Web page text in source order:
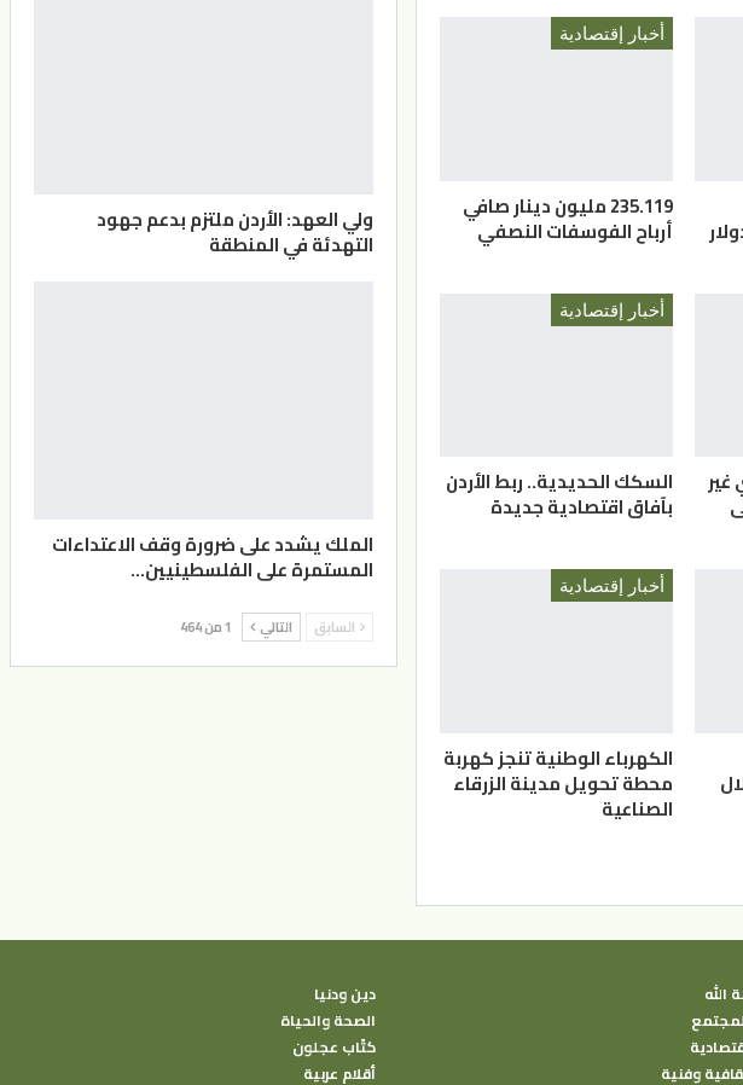
أخبار إقتصادية
235.119 مليون دينار صافي
أرباح الفوسفات النصفي
أخبار إقتصادية
السكك الحديدية.. ربط الأردن
بآفاق اقتصادية جديدة
أخبار إقتصادية
الكهرباء الوطنية تنجز كهربة
محطة تحويل مدينة الزرقاء
الصناعية
ولي العهد: الأردن ملتزم بدعم جهود
التهدئة في المنطقة
الملك يشدد على ضرورة وقف الاعتداءات
المستمرة على الفلسطينيين…
السابق التالي 1 من 464
الله
وفنية
دين ودنيا
الصحة والحياة
كتًاب عجلون
أقلام عربية